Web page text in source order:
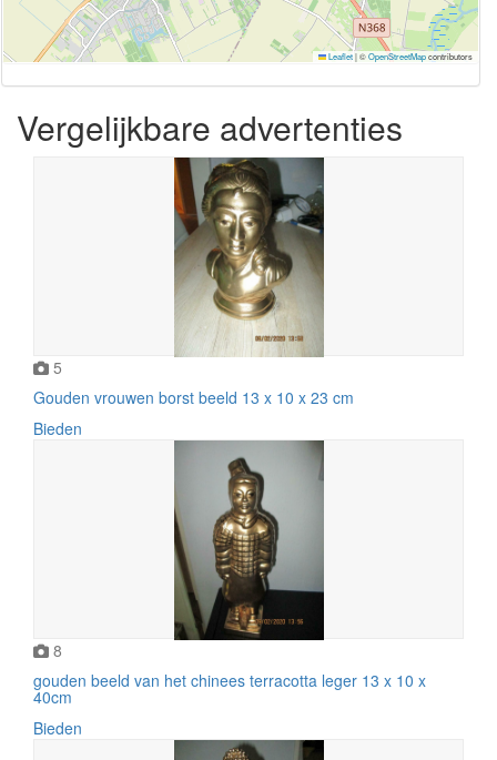
Leaflet|©OpenStreetMapcontributors
Vergelijkbare advertenties
5
Gouden vrouwen borst beeld 13 x 10 x 23 cm
Bieden
8
gouden beeld van het chinees terracotta leger 13 x 10 x
40cm
Bieden